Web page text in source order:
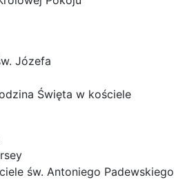
Józefa
Święta w kościele
św. Antoniego Padewskiego